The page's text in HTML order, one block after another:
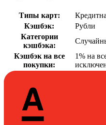
Типы карт:
Кэшбэк:
Рубли
Категории
кэшбэка:
Кэшбэк на все
покупки:
1% на